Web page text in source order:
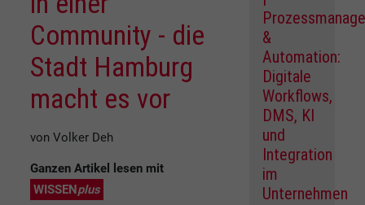
Community - die
Stadt Hamburg
macht es vor
von Volker Deh
Ganzen Artikel lesen mit
WISSENplus
&
Automation:
Digitale
Workflows,
DMS, KI
und
Integration
im
Unternehmen